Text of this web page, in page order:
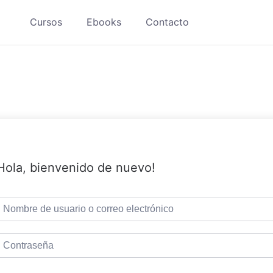
Cursos Ebooks Contacto
bienvenido de nuevo!